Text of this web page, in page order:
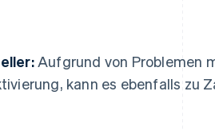
Aufgrund von Problemen
kann es ebenfalls zu